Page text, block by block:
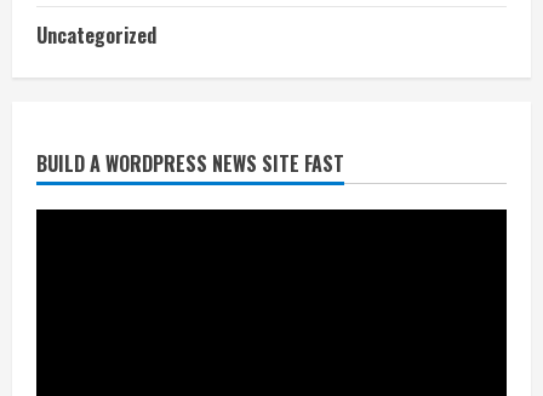
Uncategorized
BUILD A WORDPRESS NEWS SITE FAST
July 24, 2026
निर्धारित मानक व नियम का बारीकी से किया
जाएगा परीक्षण, तब कार्रवाई